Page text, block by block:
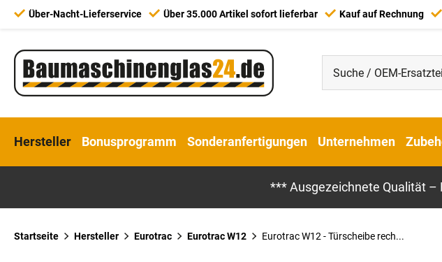
Über-Nacht-Lieferservice Über 35.000 Artikel sofort lieferbar Kauf auf Rechnung
Hersteller Bonusprogramm Sonderanfertigungen Unternehmen
*** Ausgezeichnete Qualität –
Startseite Hersteller Eurotrac Eurotrac W12 Eurotrac W12 - Türscheibe rech...